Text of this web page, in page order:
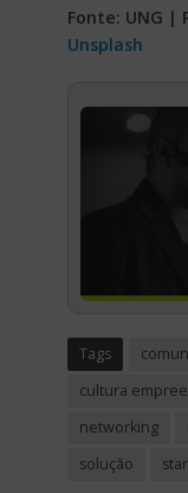
Fonte: UNG |
Unsplash
Tags
cultura
networking
solução